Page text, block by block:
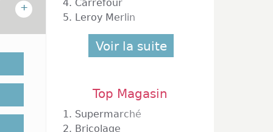
+
sur
de
le
4. Carrefour
5. Leroy Merlin
Voir la suite
Top Magasin
1. Supermarché
2. Bricolage